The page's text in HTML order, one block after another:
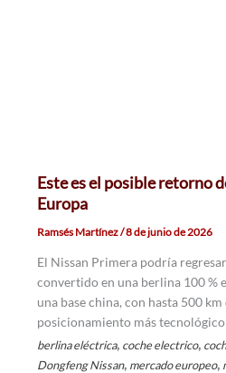
Este es el posible retorno
Europa
Ramsés Martínez/8 de junio de 2026
El Nissan Primera podría
convertido en una berlina 100 %
una base china, con hasta 500
posicionamiento más
berlina eléctrica, coche electrico,
Dongfeng Nissan, mercado europeo,